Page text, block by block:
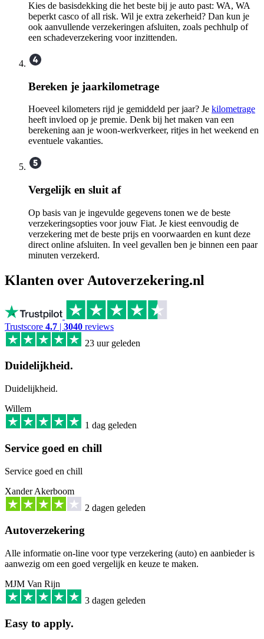
Kies de basisdekking die het beste bij je auto past: WA, WA
beperkt casco of all risk. Wil je extra zekerheid? Dan kun je
ook aanvullende verzekeringen afsluiten, zoals pechhulp of
een schadeverzekering voor inzittenden.
Bereken je jaarkilometrage
Hoeveel kilometers rijd je gemiddeld per jaar? Je kilometrage
heeft invloed op je premie. Denk bij het maken van een
berekening aan je woon-werkverkeer, ritjes in het weekend en
eventuele vakanties.
Vergelijk en sluit af
Op basis van je ingevulde gegevens tonen we de beste
verzekeringsopties voor jouw Fiat. Je kiest eenvoudig de
verzekering met de beste prijs en voorwaarden en kunt deze
direct online afsluiten. In veel gevallen ben je binnen een paar
minuten verzekerd.
Klanten over Autoverzekering.nl
Trustscore 4.7 | 3040 reviews
23 uur geleden
Duidelijkheid.
Duidelijkheid.
Willem
1 dag geleden
Service goed en chill
Service goed en chill
Xander Akerboom
2 dagen geleden
Autoverzekering
Alle informatie on-line voor type verzekering (auto) en aanbieder is
aanwezig om een goed vergelijk en keuze te maken.
MJM Van Rijn
3 dagen geleden
Easy to apply.